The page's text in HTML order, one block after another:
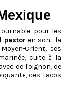
pour les
pastor en sont la
Orient, ces
cuite à la
de l'oignon, de
ces tacos